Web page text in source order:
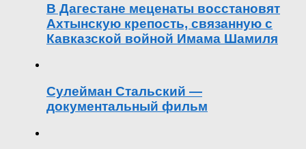
В Дагестане меценаты восстановят
Ахтынскую крепость, связанную с
Кавказской войной Имама Шамиля
Сулейман Стальский —
документальный фильм